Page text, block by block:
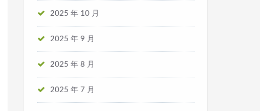
2025 年 10 月
2025 年 9 月
2025 年 8 月
2025 年 7 月